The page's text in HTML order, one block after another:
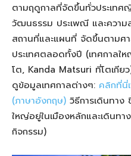
ตามฤดูกาลที่จัดขึ้นทั่วประเท
วัฒนธรรม ประเพณี และควา
สถานที่และแผนที่ จัดขึ้นตามศ
ประเทศตลอดทั้งปี (เทศกาลใ
โต, Kanda Matsuri ที่โตเกีย
ดูข้อมูลเทศกาลต่างๆ: คลิกที่นี่
(ภาษาอังกฤษ) วิธีการเดินทา
ใหญ่อยู่ในเมืองหลักและเดินท
กิจกรรม)